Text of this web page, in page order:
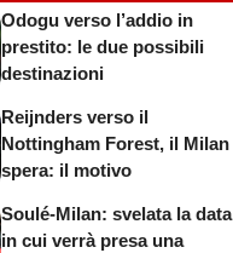
Odogu verso l’addio in
prestito: le due possibili
destinazioni
Reijnders verso il
Nottingham Forest, il Milan
spera: il motivo
Soulé-Milan: svelata la data
in cui verrà presa una